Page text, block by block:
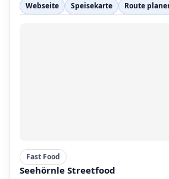
Webseite
Speisekarte Route
Fast Food
Seehörnle Streetfood